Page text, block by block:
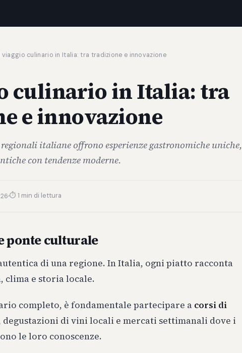
viaggio culinario in Italia: tra tradizione e innovazione
culinario in Italia: tra
e innovazione
regionali italiane offrono esperienze gastronomiche uniche,
con tendenze moderne.
⏱ 1 min di lettura
ponte culturale
di una regione. In Italia, ogni piatto racconta
e storia locale.
completo, è fondamentale partecipare a corsi di
degustazioni di vini locali e mercati settimanali dove i
le loro conoscenze.